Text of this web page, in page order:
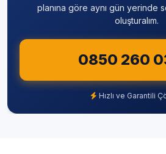
planına göre aynı gün yerinde
oluşturalım.
0850 260
Hızlı ve Garantili